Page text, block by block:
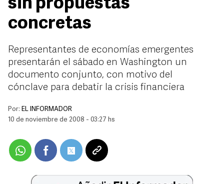
sin propuestas
concretas
Representantes de economías emergentes
presentarán el sábado en Washington un
documento conjunto, con motivo del
cónclave para debatir la crisis financiera
Por: EL INFORMADOR
10 de noviembre de 2008 - 03:27 hs